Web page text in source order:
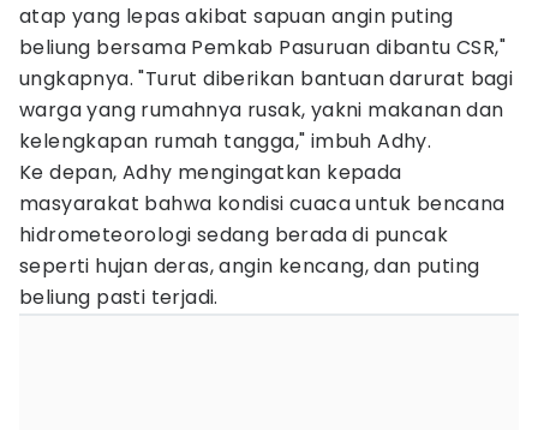
atap yang lepas akibat sapuan angin puting
beliung bersama Pemkab Pasuruan dibantu CSR,"
ungkapnya. "Turut diberikan bantuan darurat bagi
warga yang rumahnya rusak, yakni makanan dan
kelengkapan rumah tangga," imbuh Adhy.
Ke depan, Adhy mengingatkan kepada
masyarakat bahwa kondisi cuaca untuk bencana
hidrometeorologi sedang berada di puncak
seperti hujan deras, angin kencang, dan puting
beliung pasti terjadi.